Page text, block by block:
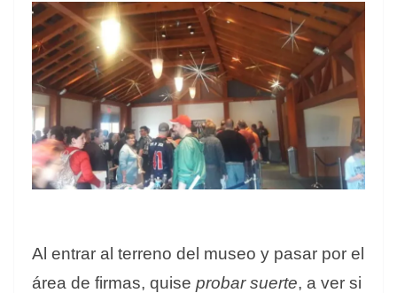
Al entrar al terreno del museo y pasar por el
área de firmas, quise probar suerte, a ver si